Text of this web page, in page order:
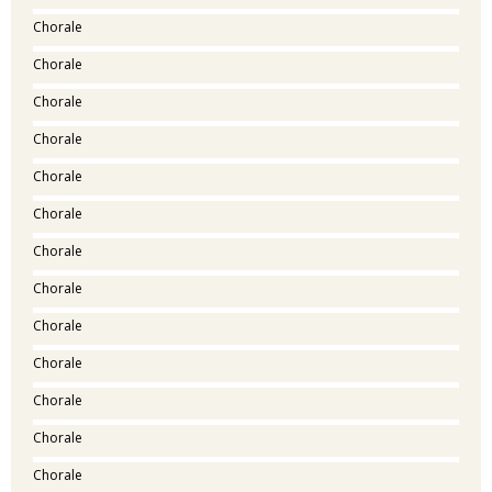
Chorale
Chorale
Chorale
Chorale
Chorale
Chorale
Chorale
Chorale
Chorale
Chorale
Chorale
Chorale
Chorale